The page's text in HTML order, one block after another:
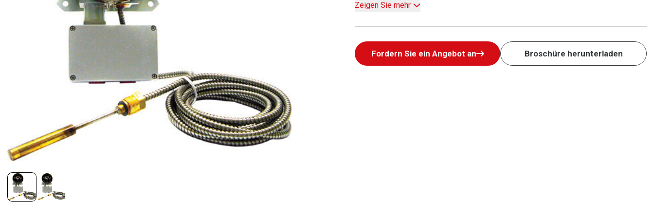
Zeigen Sie mehr
Fordern Sie ein Angebot an Broschüre herunterladen